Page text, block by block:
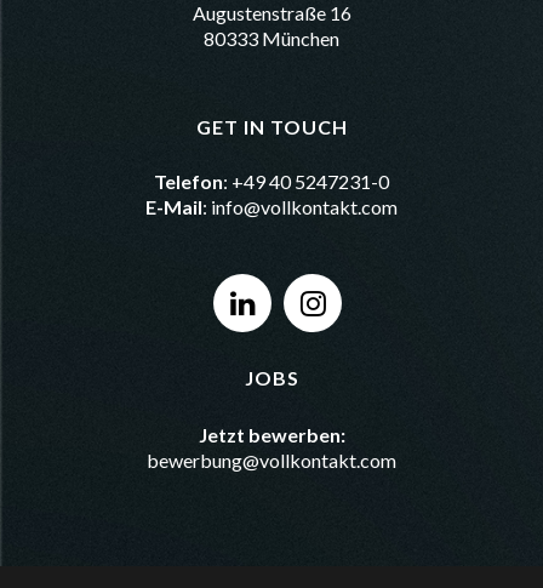
Augustenstraße 16
80333 München
GET IN TOUCH
Telefon: +49 40 5247231-0
E-Mail: info@vollkontakt.com
JOBS
Jetzt bewerben:
bewerbung@vollkontakt.com